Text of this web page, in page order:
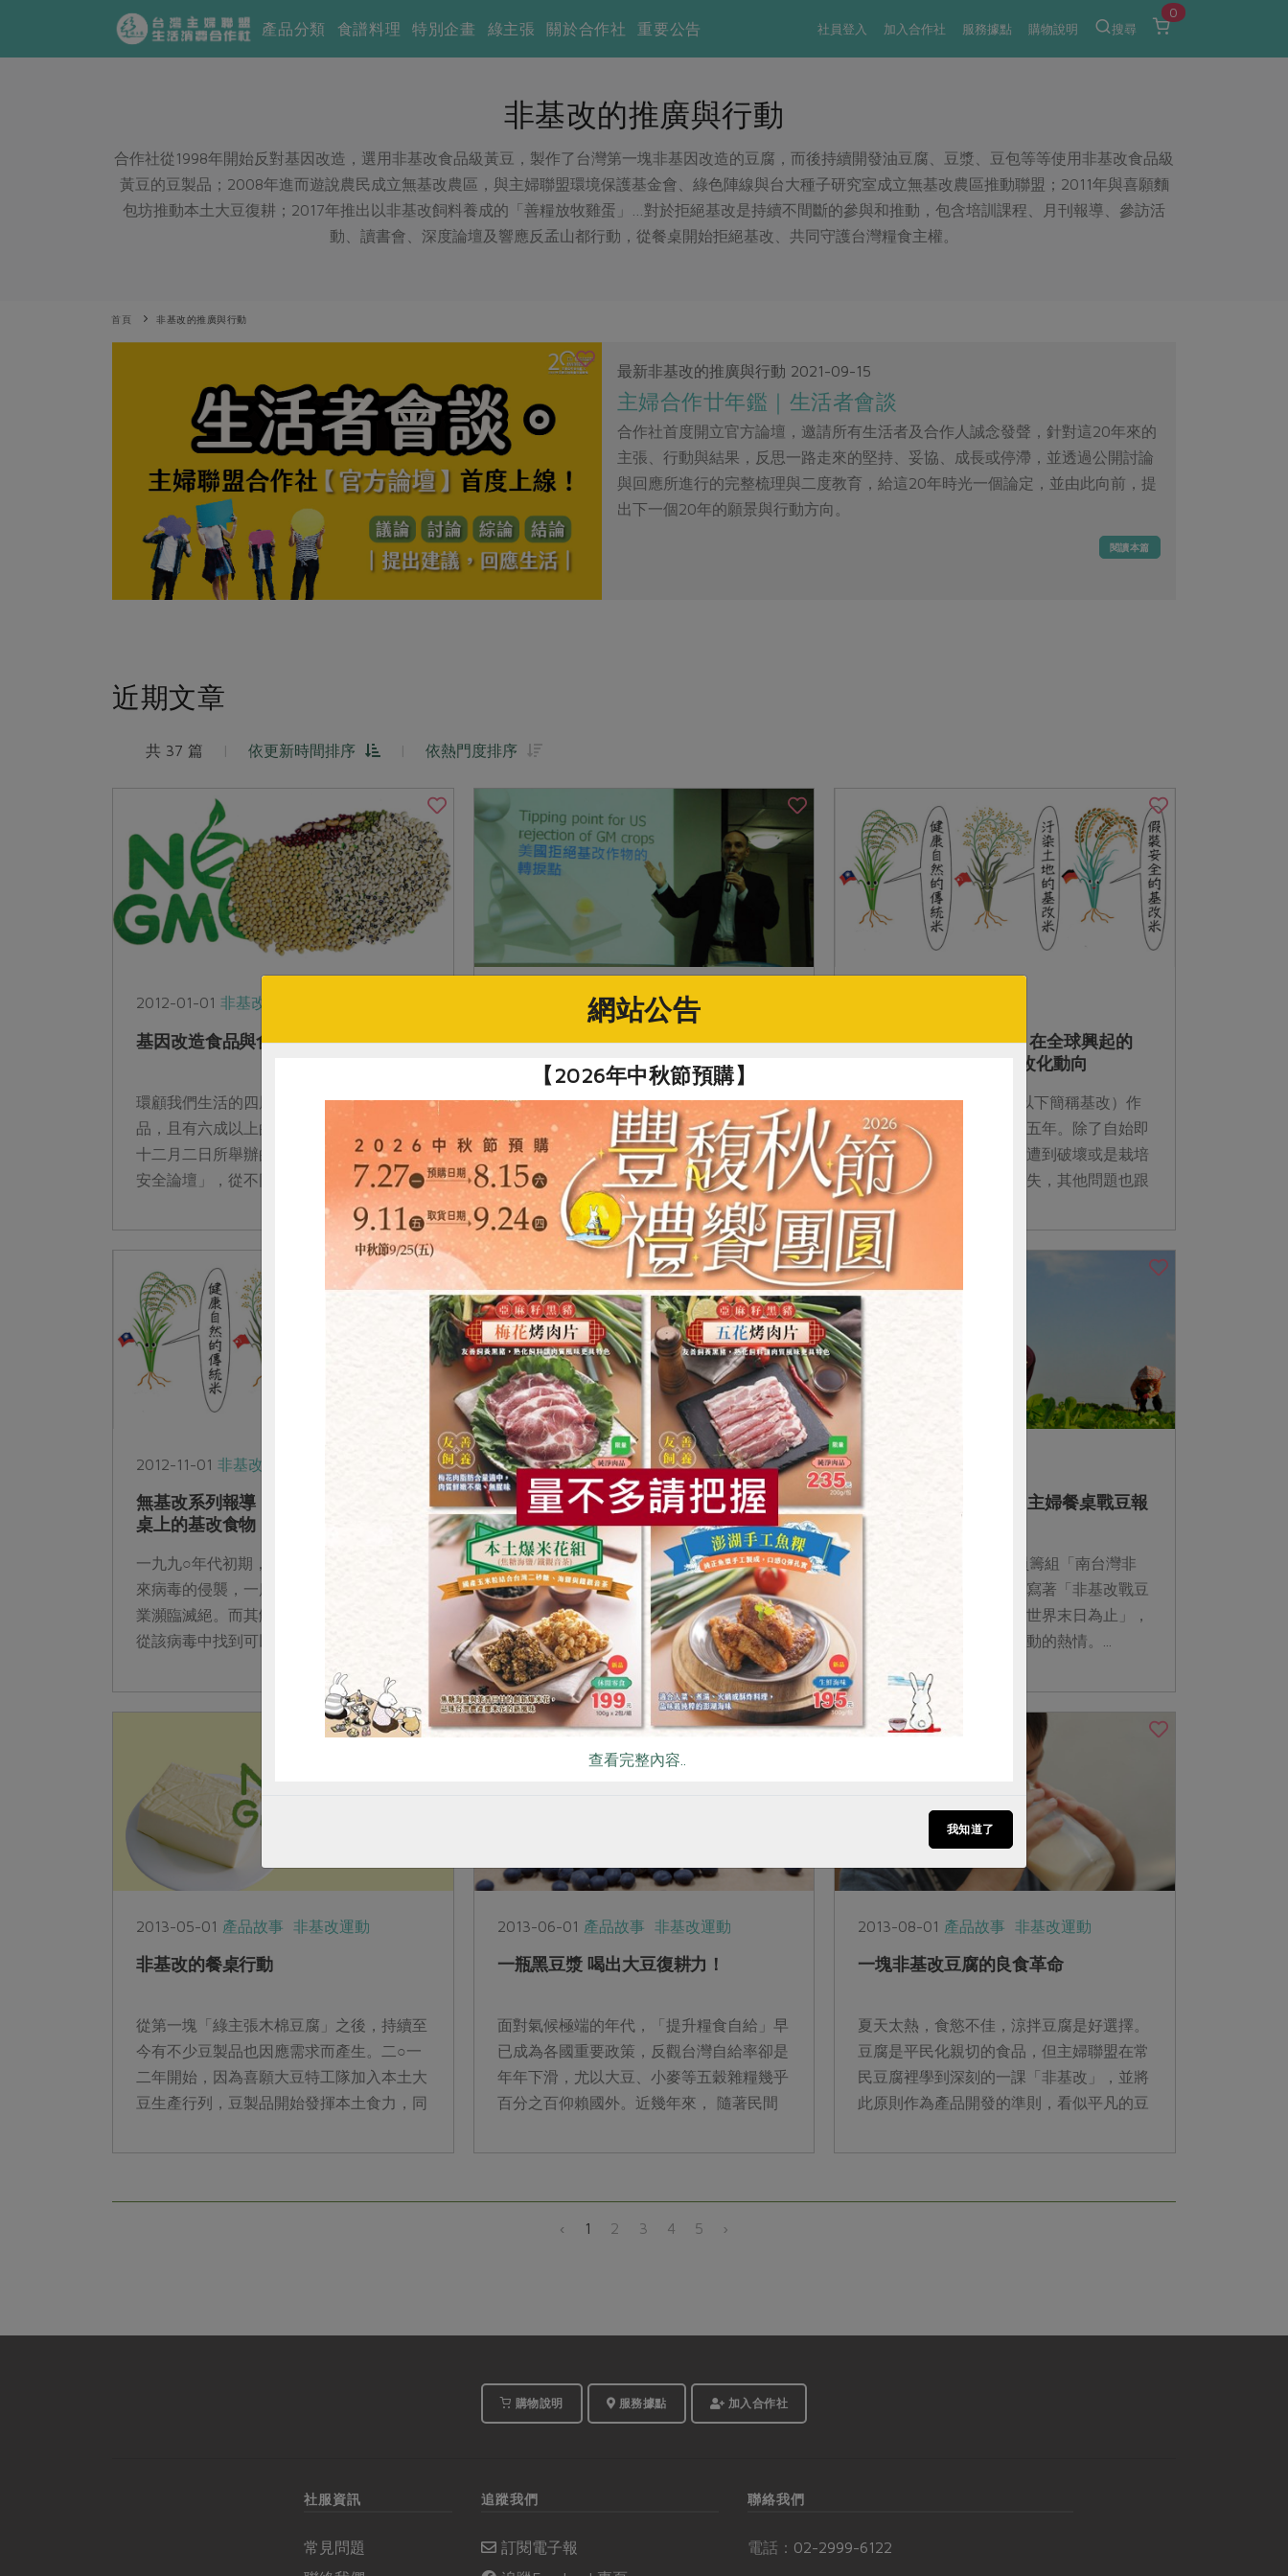
社員登入 加入合作社 服務據點 購物說明 搜尋
0
產品分類 食譜料理 特別企畫 綠主張 關於合作社 重要公告
非基改的推廣與行動
合作社從1998年開始反對基因改造，選用非基改食品級黃豆，製作了台灣第一塊非基因改造的豆腐，而後持續開發油豆腐、豆漿、豆包等等使用非基改食品級
黃豆的豆製品；2008年進而遊說農民成立無基改農區，與主婦聯盟環境保護基金會、綠色陣線與台大種子研究室成立無基改農區推動聯盟；2011年與喜願麵
包坊推動本土大豆復耕；2017年推出以非基改飼料養成的「善糧放牧雞蛋」…對於拒絕基改是持續不間斷的參與和推動，包含培訓課程、月刊報導、參訪活
動、讀書會、深度論壇及響應反孟山都行動，從餐桌開始拒絕基改、共同守護台灣糧食主權。
首頁 非基改的推廣與行動
最新非基改的推廣與行動 2021-09-15
主婦合作廿年鑑｜生活者會談
合作社首度開立官方論壇，邀請所有生活者及合作人誠念發聲，針對這20年來的
主張、行動與結果，反思一路走來的堅持、妥協、成長或停滯，並透過公開討論
與回應所進行的完整梳理與二度教育，給這20年時光一個論定，並由此向前，提
出下一個20年的願景與行動方向。
閱讀本篇
近期文章
共 37 篇 | 依更新時間排序 | 依熱門度排序
2012-01-01 非基改運動
基因改造食品與食品安全論壇
環顧我們生活的四周，到處充斥著基改的食
品，且有六成以上的基改食物未清楚標示。
十二月二日所舉辦的「基因改造食品與食品
安全論壇」，從不同面向讓大眾更了解基因
非基改運動
欺騙的種子，揭開政府與企業的基改黑
由主婦聯盟合作社、主婦聯盟基金會、綠色
陣線協會、台灣大學農藝學系種子研究室組
成的「台灣無基改農區推動聯盟」，近幾年
推動的非基改運動包括：不要種、不要吃、
更多商家拒絕基改食品，以及主動做標示。
四月...
無基改系列報導（上）在全球興起的
「NON－GMO」無基改化動向
第一個基因改造（GM，以下簡稱基改）作
物輸入日本至今已超過十五年。除了自始即
備受疑慮，如生物多樣性遭到破壞或是栽培
基改作物造成農民經濟損失，其他問題也跟
著一一浮現，基改作物現今正面臨各界嚴厲
的批...
2012-11-01 非基改運動
無基改系列報導（下）那些悄悄來到餐
桌上的基改食物
一九九○年代初期，夏威夷的木瓜園受到外
來病毒的侵襲，一度使得木瓜栽培及相關產
業瀕臨滅絕。而其解決對策便是基改技術—
從該病毒中找到可以預防感染的基因，將之
｢彩...
2012-11-01非基改運動
那些悄悄來到餐桌上的基改食物
至今在日本國內流通的基改作物為：黃豆、
玉米、棉、油菜籽四種，但去年年底美國夏
威夷產的基改香蕉進口案解禁通過。輸入商
夏威夷香蕉協會的日本部負責人表示，目前
「僅在會員制超市好市多（costco）進行...
非基改行動：二0一二 主婦餐桌戰豆報
告
2012年台南分社號召社員籌組「南台灣非
基改戰豆小組」，文宣中寫著「非基改戰豆
小組將反對基因改造直到世界末日為止」，
這決心傳達著社員參與運動的熱情。...
2013-05-01 產品故事 非基改運動
非基改的餐桌行動
從第一塊「綠主張木棉豆腐」之後，持續至
今有不少豆製品也因應需求而產生。二○一
二年開始，因為喜願大豆特工隊加入本土大
豆生產行列，豆製品開始發揮本土食力，同
們一...
2013-06-01 產品故事 非基改運動
一瓶黑豆漿 喝出大豆復耕力！
面對氣候極端的年代，「提升糧食自給」早
已成為各國重要政策，反觀台灣自給率卻是
年年下滑，尤以大豆、小麥等五穀雜糧幾乎
百分之百仰賴國外。近幾年來， 隨著民間
黑豆...
2013-08-01 產品故事 非基改運動
一塊非基改豆腐的良食革命
夏天太熱，食慾不佳，涼拌豆腐是好選擇。
豆腐是平民化親切的食品，但主婦聯盟在常
民豆腐裡學到深刻的一課「非基改」，並將
此原則作為產品開發的準則，看似平凡的豆
社豆...
‹ 1 2 3 4 5 ›
購物說明 服務據點 加入合作社
社服資訊
常見問題
追蹤我們
訂閱電子報
聯絡我們
電話： 02-2999-6122
惜食 RPET 食譜 減硝酸鹽 雞蛋 食安 共同購買
網站公告
【2026年中秋節預購】
查看完整內容..
我知道了